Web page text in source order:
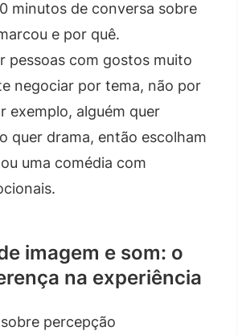
minutos de conversa sobre
e por quê.
pessoas com gostos muito
negociar por tema, não por
exemplo, alguém quer
quer drama, então escolham
uma comédia com
imagem e som: o
na experiência
percepção